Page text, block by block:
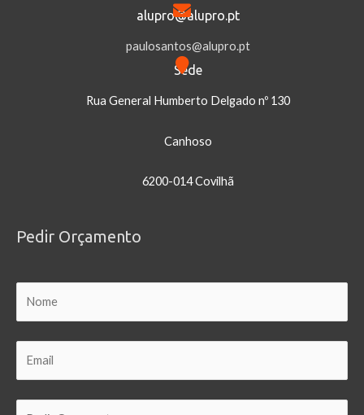
alupro@alupro.pt
paulosantos@alupro.pt
Sede
Rua General Humberto Delgado nº 130
Canhoso
6200-014 Covilhã
Pedir Orçamento